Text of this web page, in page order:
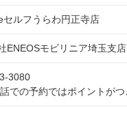
セルフうらわ円正寺店
ENEOSモビリニア埼玉支店
3080
での予約ではポイントがつ